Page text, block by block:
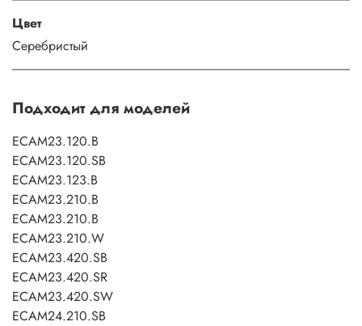
Цвет
Серебристый
Подходит для моделей
ECAM23.120.B
ECAM23.120.SB
ECAM23.123.B
ECAM23.210.B
ECAM23.210.B
ECAM23.210.W
ECAM23.420.SB
ECAM23.420.SR
ECAM23.420.SW
ECAM24.210.SB